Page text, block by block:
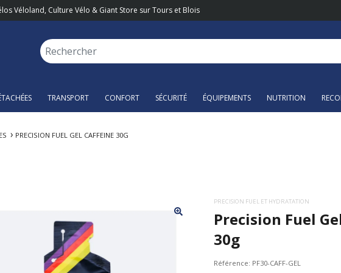
Véloland, Culture Vélo & Giant Store sur Tours et Blois
TRANSPORT CONFORT SÉCURITÉ ÉQUIPEMENTS NUTRITION
PRECISION FUEL GEL CAFFEINE 30G
PRECISION FUEL ET HYDRATATION
Precision Fuel
30g
Référence: PF30-CAFF-GEL